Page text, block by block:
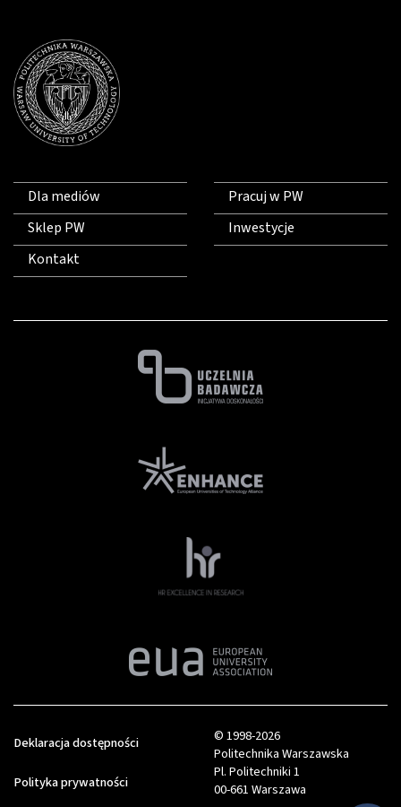
Dla mediów
Sklep PW
Kontakt
Pracuj w PW
Inwestycje
© 1998-2026
Politechnika Warszawska
Pl. Politechniki 1
00-661 Warszawa
Deklaracja dostępności
Polityka prywatności